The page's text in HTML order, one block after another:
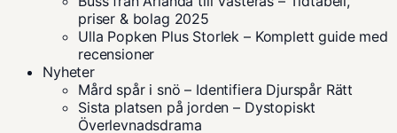
priser & bolag 2025
Ulla Popken Plus Storlek – Komplett guide med
recensioner
Nyheter
Mård spår i snö – Identifiera Djurspår Rätt
Sista platsen på jorden – Dystopiskt
Överlevnadsdrama